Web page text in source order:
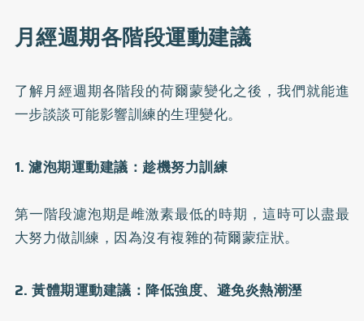
月經週期各階段運動建議
了解月經週期各階段的荷爾蒙變化之後，我們就能進
一步談談可能影響訓練的生理變化。
1. 濾泡期運動建議：趁機努力訓練
第一階段濾泡期是雌激素最低的時期，這時可以盡最
大努力做訓練，因為沒有複雜的荷爾蒙症狀。
2. 黃體期運動建議：降低強度、避免炎熱潮溼